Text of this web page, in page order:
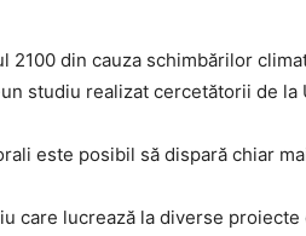
2100 din cauza schimbărilor
studiu realizat cercetătorii de
este posibil să dispară chiar
care lucrează la diverse